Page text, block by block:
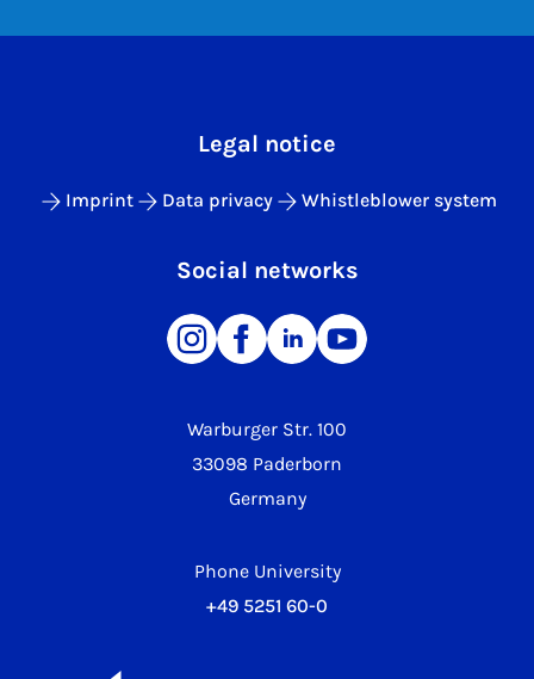
Warburger Str. 100
33098 Paderborn
Germany
Phone University
+49 5251 60-0
Legal notice
Imprint Data privacy Whistleblower system
Social networks